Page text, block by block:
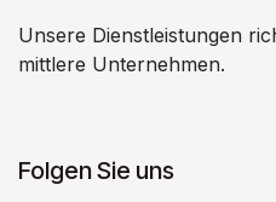
Unsere Dienstleistungen
mittlere Unternehmen.​
Folgen Sie uns